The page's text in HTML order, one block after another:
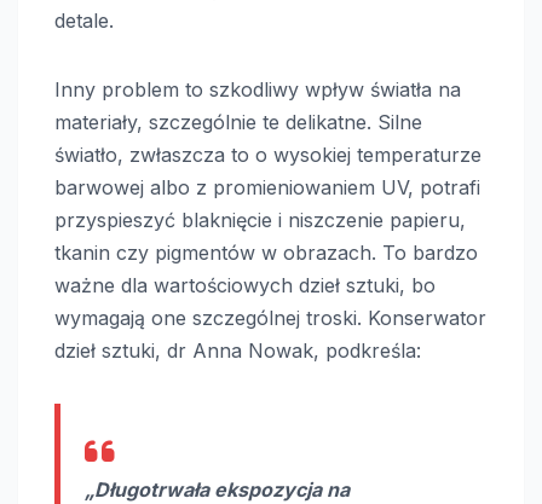
detale.
Inny problem to szkodliwy wpływ światła na
materiały, szczególnie te delikatne. Silne
światło, zwłaszcza to o wysokiej temperaturze
barwowej albo z promieniowaniem UV, potrafi
przyspieszyć blaknięcie i niszczenie papieru,
tkanin czy pigmentów w obrazach. To bardzo
ważne dla wartościowych dzieł sztuki, bo
wymagają one szczególnej troski. Konserwator
dzieł sztuki, dr Anna Nowak, podkreśla:
„Długotrwała ekspozycja na